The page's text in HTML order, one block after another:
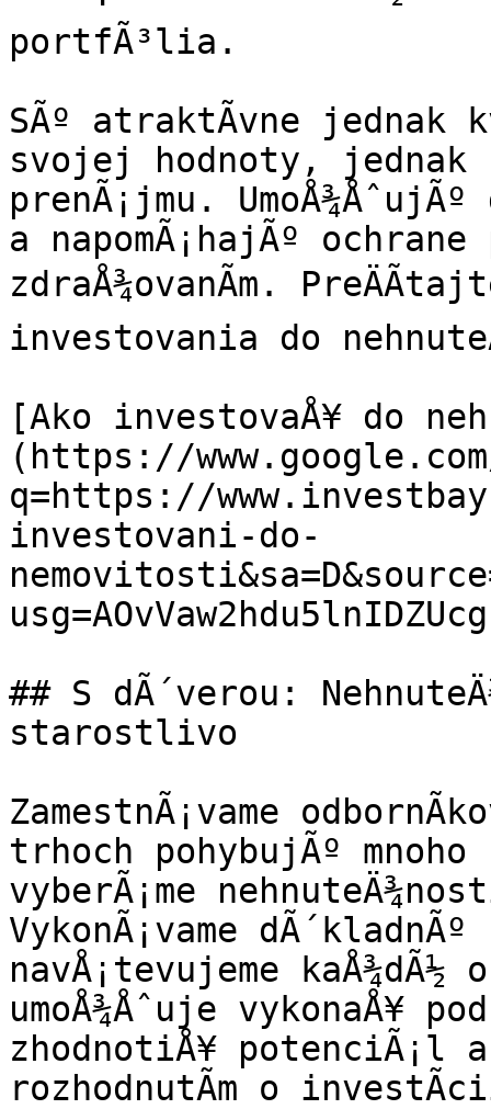
portfÃ³lia.
SÃº atraktÃ­vne jednak
svojej hodnoty, jednak
prenÃ¡jmu.
a napomÃ¡hajÃº
zdraÅ¾ovanÃ­m.
investovania do
[Ako investovaÅ¥ do
(https://
q=https://
investovani-do-
## S dÃ´verou:
starostlivo
ZamestnÃ¡vame
trhoch pohybujÃº
vyberÃ¡me
VykonÃ¡vame
navÅ¡tevujeme kaÅ¾dÃ½
umoÅ¾Åˆuje vykonaÅ¥
zhodnotiÅ¥ potenciÃ¡l
rozhodnutÃ­m o